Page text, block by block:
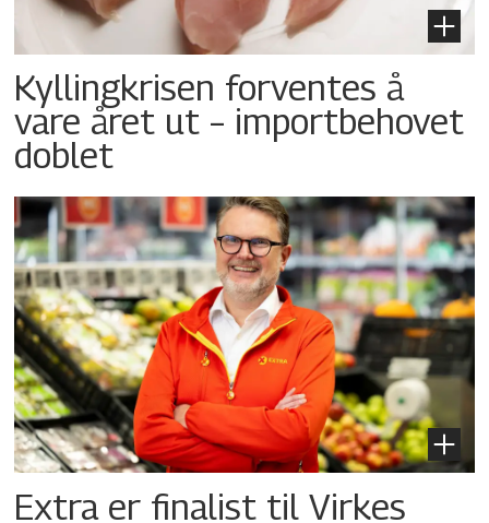
Kyllingkrisen forventes å
vare året ut – importbehovet
doblet
Extra er finalist til Virkes